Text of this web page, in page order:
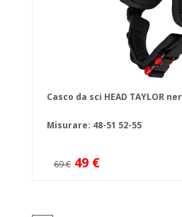
Casco da sci HEAD TAYLOR
Misurare: 48-51 52-55
69 € 49 €